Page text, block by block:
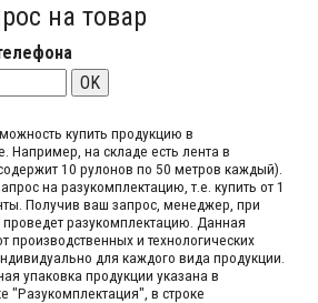
на товар
OK
купить продукцию в
Например, на складе​ есть лента в
10 рулонов по 50 метров каждый).​
на разукомплектацию, т.е. купить от 1
Получив ваш запрос,​ менеджер, при
разукомплектацию. Данная
производственных​ и технологических
для каждого вида продукции.​
упаковка продукции указана в
в строке